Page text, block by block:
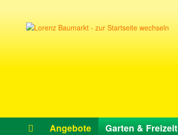
Angebote Garten & Freizeit